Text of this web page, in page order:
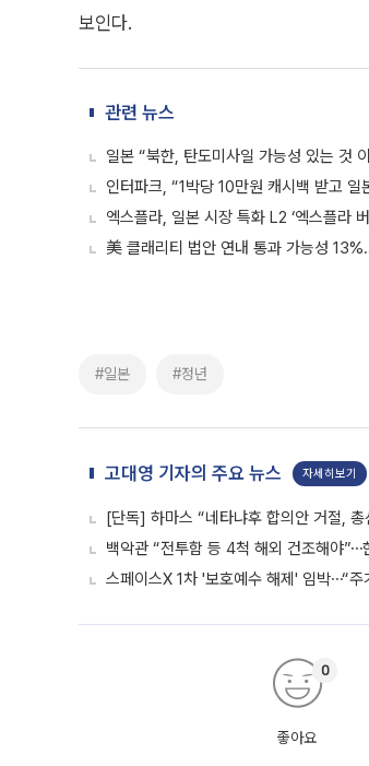
보인다.
관련 뉴스
일본 “북한, 탄도미사일 가능성 있는 것
인터파크, “1박당 10만원 캐시백 받고 일
엑스플라, 일본 시장 특화 L2 ‘엑스플라
美 클래리티 법안 연내 통과 가능성
#일본 #정년
고대영 기자의 주요 뉴스 자세히보기
[단독] 하마스 “네타냐후 합의안 거절, 총
백악관 “전투함 등 4척 해외 건조해야”⋯
스페이스X 1차 '보호예수 해제' 임박⋯“주
좋아요
0